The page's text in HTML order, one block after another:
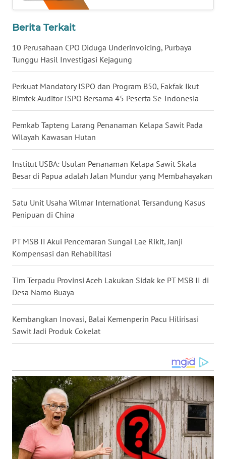
Berita Terkait
10 Perusahaan CPO Diduga Underinvoicing, Purbaya
Tunggu Hasil Investigasi Kejagung
Perkuat Mandatory ISPO dan Program B50, Fakfak Ikut
Bimtek Auditor ISPO Bersama 45 Peserta Se-Indonesia
Pemkab Tapteng Larang Penanaman Kelapa Sawit Pada
Wilayah Kawasan Hutan
Institut USBA: Usulan Penanaman Kelapa Sawit Skala
Besar di Papua adalah Jalan Mundur yang Membahayakan
Satu Unit Usaha Wilmar International Tersandung Kasus
Penipuan di China
PT MSB II Akui Pencemaran Sungai Lae Rikit, Janji
Kompensasi dan Rehabilitasi
Tim Terpadu Provinsi Aceh Lakukan Sidak ke PT MSB II di
Desa Namo Buaya
Kembangkan Inovasi, Balai Kemenperin Pacu Hilirisasi
Sawit Jadi Produk Cokelat
WN
NUSANTARA
JOGJA
JATIM
BALI
WN
KALBAR
WN
KALTENG
WN
KALTARA
WN
WN
KALTIM
WN
SULSEL
WN